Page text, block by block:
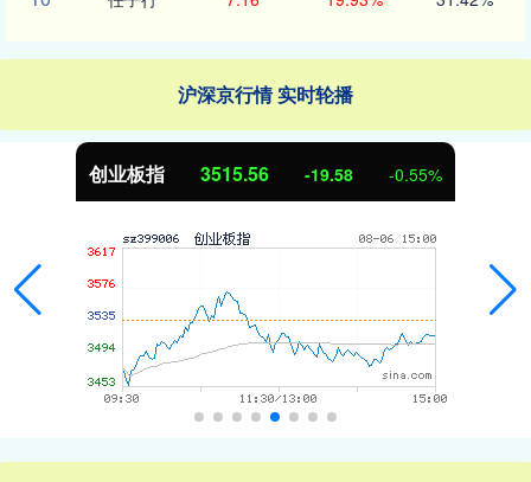
沪深京行情 实时轮播
创业板指 3515.56 -19.58 -0.55%